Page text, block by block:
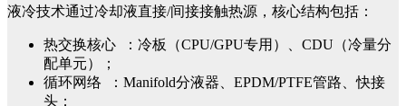
液冷技术通过冷却液直接/间接接触热源，核心结构包括：
热交换核心 ：冷板（CPU/GPU专用）、CDU（冷量分
配单元）；
循环网络 ：Manifold分液器、EPDM/PTFE管路、快接
头；